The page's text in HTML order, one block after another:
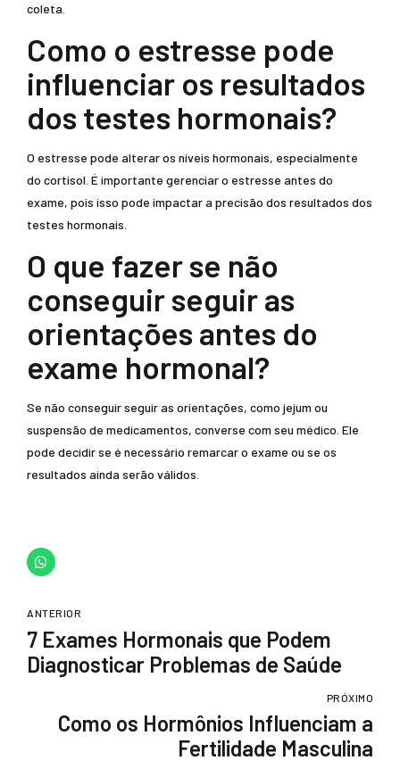
coleta.
Como o estresse pode
influenciar os resultados
dos testes hormonais?
O estresse pode alterar os níveis hormonais, especialmente
do cortisol. É importante gerenciar o estresse antes do
exame, pois isso pode impactar a precisão dos resultados dos
testes hormonais.
O que fazer se não
conseguir seguir as
orientações antes do
exame hormonal?
Se não conseguir seguir as orientações, como jejum ou
suspensão de medicamentos, converse com seu médico. Ele
pode decidir se é necessário remarcar o exame ou se os
resultados ainda serão válidos.
ANTERIOR
7 Exames Hormonais que Podem
Diagnosticar Problemas de Saúde
PRÓXIMO
Como os Hormônios Influenciam a
Fertilidade Masculina